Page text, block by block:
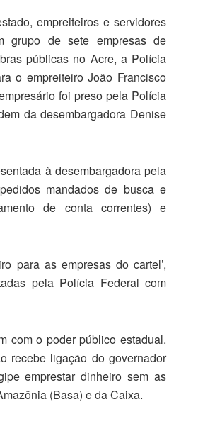
empreiteiros e servidores
grupo de sete empresas de
públicas no Acre, a Polícia
o empreiteiro João Francisco
foi preso pela Polícia
da desembargadora Denise
à desembargadora pela
mandados de busca e
de conta correntes) e
para as empresas do cartel’,
pela Polícia Federal com
com o poder público estadual.
recebe ligação do governador
emprestar dinheiro sem as
(Basa) e da Caixa.